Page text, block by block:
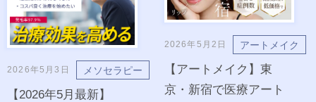
2026年5月3日 メソセラピー
【2026年5月最新】
2026年5月2日 アートメイク
【アートメイク】東
京・新宿で医療アート